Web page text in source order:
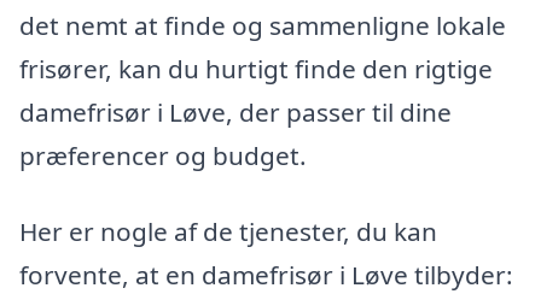
det nemt at finde og sammenligne lokale
frisører, kan du hurtigt finde den rigtige
damefrisør i Løve, der passer til dine
præferencer og budget.
Her er nogle af de tjenester, du kan
forvente, at en damefrisør i Løve tilbyder: